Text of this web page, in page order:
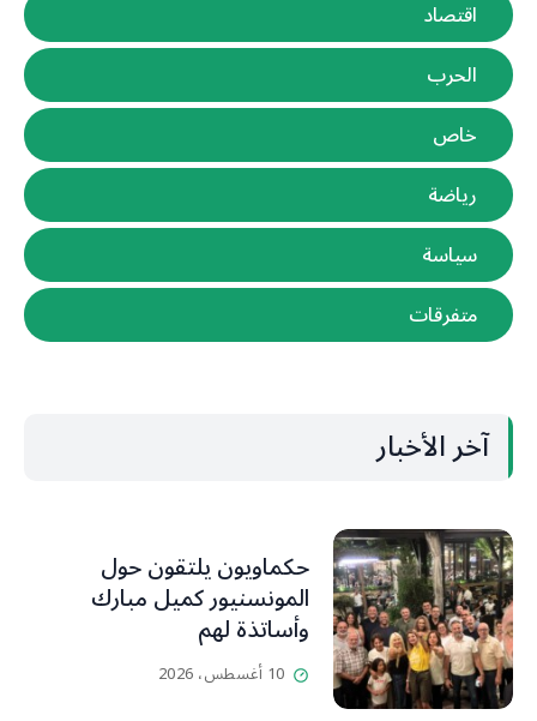
اقتصاد
الحرب
خاص
رياضة
سياسة
متفرقات
آخر الأخبار
حكماويون يلتقون حول
المونسنيور كميل مبارك
وأساتذة لهم
10 أغسطس، 2026